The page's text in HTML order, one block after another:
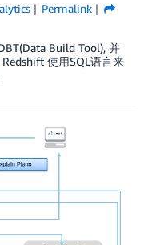
Permalink
Build Tool), 并
使用SQL语言来